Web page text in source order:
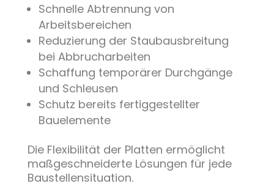
Schnelle Abtrennung von
Arbeitsbereichen
Reduzierung der Staubausbreitung
bei Abbrucharbeiten
Schaffung temporärer Durchgänge
und Schleusen
Schutz bereits fertiggestellter
Bauelemente
Die Flexibilität der Platten ermöglicht
maßgeschneiderte Lösungen für jede
Baustellensituation.